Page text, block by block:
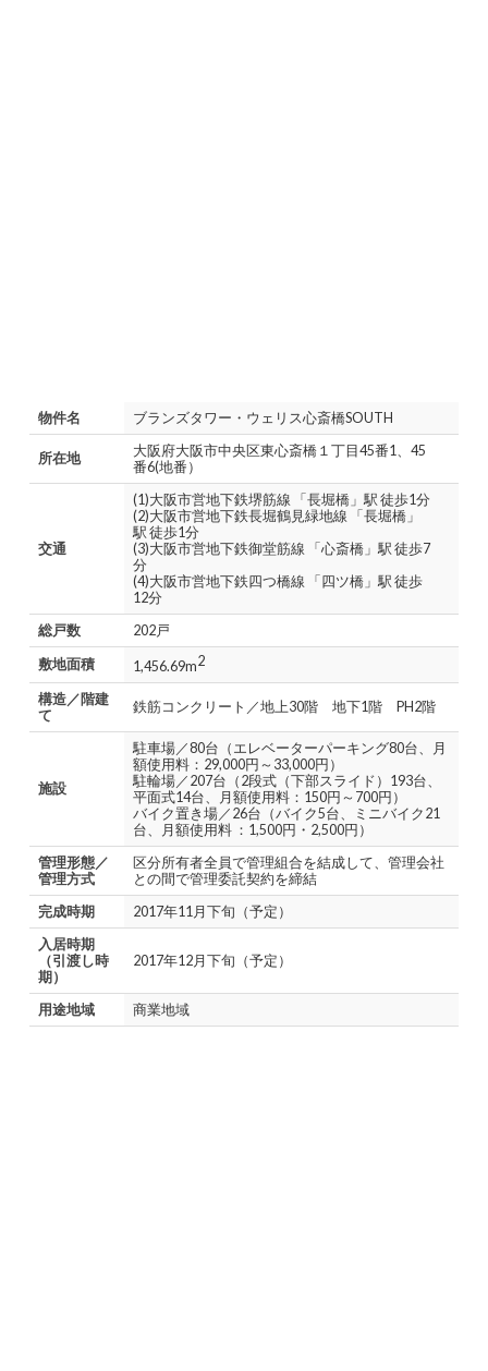
物件名 ブランズタワー・ウェリス心斎橋SOUTH
所在地
大阪府大阪市中央区東心斎橋１丁目45番1、45
番6(地番）
交通
(1)大阪市営地下鉄堺筋線 「長堀橋」駅 徒歩1分
(2)大阪市営地下鉄長堀鶴見緑地線 「長堀橋」
駅 徒歩1分
(3)大阪市営地下鉄御堂筋線 「心斎橋」駅 徒歩7
分
(4)大阪市営地下鉄四つ橋線 「四ツ橋」駅 徒歩
12分
総戸数
202戸
敷地面積 1,456.69m2
構造／階建
て
鉄筋コンクリート／地上30階 地下1階 PH2階
施設
駐車場／80台（エレベーターパーキング80台、月
額使用料：29,000円～33,000円）
駐輪場／207台（2段式（下部スライド）193台、
平面式14台、月額使用料：150円～700円）
バイク置き場／26台（バイク5台、ミニバイク21
台、月額使用料 ：1,500円・2,500円）
管理形態／
管理方式
区分所有者全員で管理組合を結成して、管理会社
との間で管理委託契約を締結
完成時期
2017年11月下旬（予定）
入居時期
（引渡し時
期）
2017年12月下旬（予定）
用途地域 商業地域